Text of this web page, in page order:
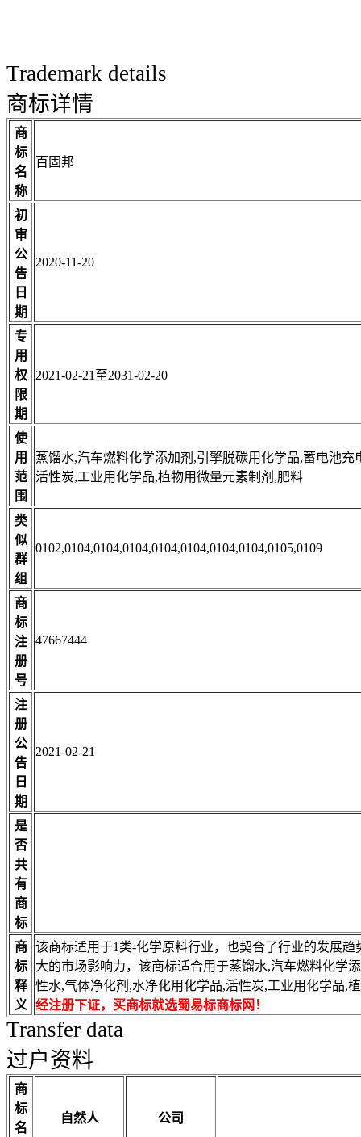
Trademark details
商标详情
商
标
名
称
百固邦
初
审
公
告
日
期
2020-11-20
专
用
权
限
期
2021-02-21至2031-02-20
使
用
范
围
蒸馏水,汽车燃料化学添加剂,引擎脱碳用化学品,蓄电池
活性炭,工业用化学品,植物用微量元素制剂,肥料
类
似
群
组
0102,0104,0104,0104,0104,0104,0104,0104,0105,0109
商
标
注
册
号
47667444
注
册
公
告
日
期
2021-02-21
是
否
共
有
商
标
商
标
释
义
该商标适用于1类-化学原料行业，也契合了行业的发展
大的市场影响力，该商标适合用于蒸馏水,汽车燃料化学
性水,气体净化剂,水净化用化学品,活性炭,工业用化学品,
经注册下证，买商标就选蜀易标商标网！
Transfer data
过户资料
商
标
名
自然人 公司